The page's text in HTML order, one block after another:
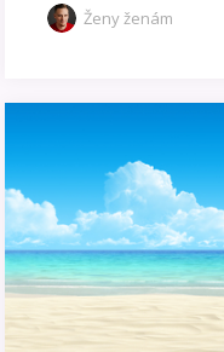
Ženy ženám